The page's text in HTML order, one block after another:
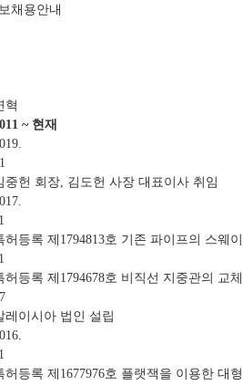
채용안내
혁
~ 현재
중헌 회장, 김도헌 사장 대표이사 취임
허등록 제1794813호 기존 파이프의 스웨
허등록 제1794678호 비직선 지중관의 교
레이시아 법인 설립
허등록 제1677976호 플랫잭을 이용한 대